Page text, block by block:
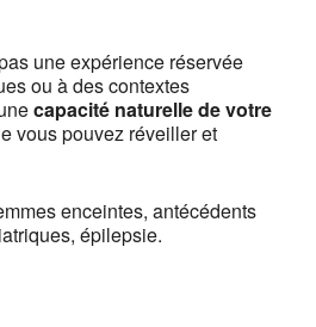
une expérience réservée
ou à des contextes
capacité naturelle de votre
vous pouvez réveiller et
enceintes, antécédents
épilepsie.